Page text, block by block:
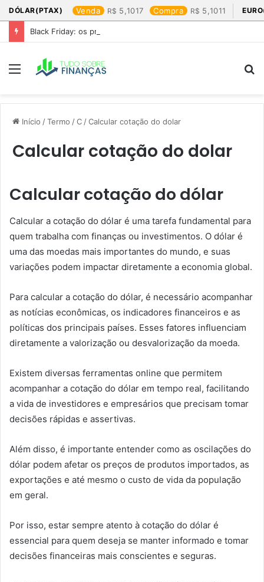
DÓLAR(PTAX) Venda 5,1017 Compra 5,1011
Black Friday: os produtos que mais valem a pena
Menu
Início /Termo /C /Calcular cotação do dolar​
Calcular cotação do dolar​
Calcular cotação do dólar
Calcular a cotação do dólar é uma tarefa fundamental para
quem trabalha com finanças ou investimentos. O dólar é
uma das moedas mais importantes do mundo, e suas
variações podem impactar diretamente a economia global.
Para calcular a cotação do dólar, é necessário acompanhar
as notícias econômicas, os indicadores financeiros e as
políticas dos principais países. Esses fatores influenciam
diretamente a valorização ou desvalorização da moeda.
Existem diversas ferramentas online que permitem
acompanhar a cotação do dólar em tempo real, facilitando
a vida de investidores e empresários que precisam tomar
decisões rápidas e assertivas.
Além disso, é importante entender como as oscilações do
dólar podem afetar os preços de produtos importados, as
exportações e até mesmo o custo de vida da população
em geral.
Por isso, estar sempre atento à cotação do dólar é
essencial para quem deseja se manter informado e tomar
decisões financeiras mais conscientes e seguras.